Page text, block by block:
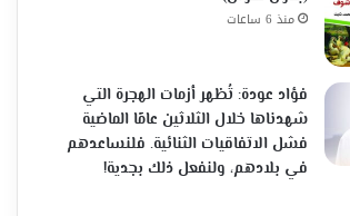
منذ 6 ساعات
فؤاد عودة: تُظهر أزمات الهجرة التي
شهدناها خلال الثلاثين عامًا الماضية
فشل الاتفاقيات الثنائية. فلنساعدهم
في بلادهم، ولنفعل ذلك بجدية!